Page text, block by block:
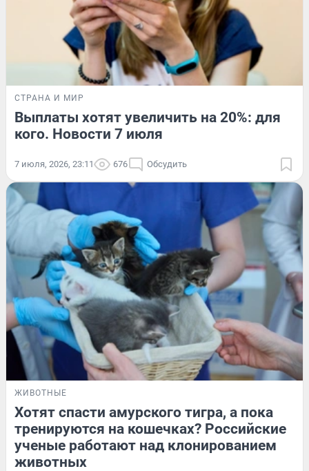
СТРАНА И МИР
Выплаты хотят увеличить на 20%: для
кого. Новости 7 июля
7 июля, 2026, 23:11 676 Обсудить
ЖИВОТНЫЕ
Хотят спасти амурского тигра, а пока
тренируются на кошечках? Российские
ученые работают над клонированием
животных